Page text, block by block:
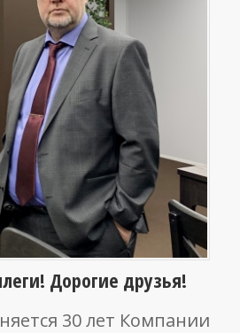
Дорогие друзья!
30 лет Компании